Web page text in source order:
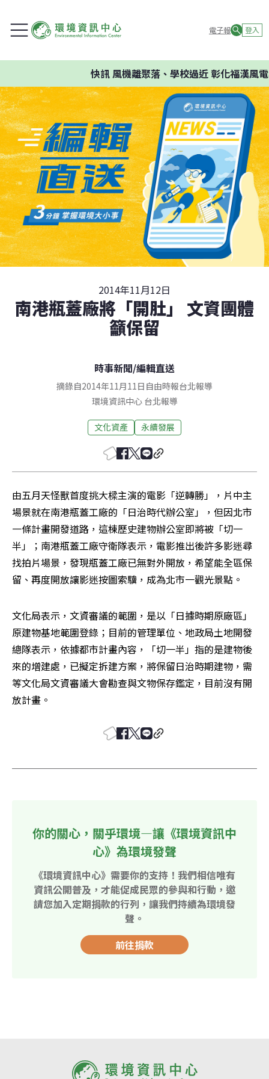
電子報 登入
快訊風機離聚落、學校過近 彰化福漢風電
2014年11月12日
南港瓶蓋廠將「開肚」 文資團體
籲保留
時事新聞/編輯直送
摘錄自2014年11月11日自由時報台北報導
環境資訊中心 台北報導
文化資產 永續發展
由五月天怪獸首度挑大樑主演的電影「逆轉勝」，片中主
場景就在南港瓶蓋工廠的「日治時代辦公室」，但因北市
一條計畫開發道路，這棟歷史建物辦公室即將被「切一
半」；南港瓶蓋工廠守衛隊表示，電影推出後許多影迷尋
找拍片場景，發現瓶蓋工廠已無對外開放，希望能全區保
留、再度開放讓影迷按圖索驥，成為北市一觀光景點。
文化局表示，文資審議的範圍，是以「日據時期原廠區」
原建物基地範圍登錄；目前的管理單位、地政局土地開發
總隊表示，依據都市計畫內容，「切一半」指的是建物後
來的增建處，已擬定拆建方案，將保留日治時期建物，需
等文化局文資審議大會勘查與文物保存鑑定，目前沒有開
放計畫。
你的關心，關乎環境—讓《環境資訊中
心》為環境發聲
《環境資訊中心》需要你的支持！我們相信唯有
資訊公開普及，才能促成民眾的參與和行動，邀
請您加入定期捐款的行列，讓我們持續為環境發
聲。
前往捐款